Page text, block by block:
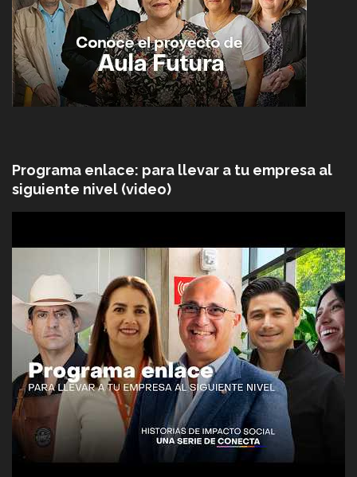
Programa enlace: para llevar a tu empresa al
siguiente nivel (video)